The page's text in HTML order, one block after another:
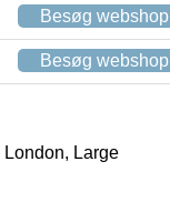
Besøg webshop
Besøg webshop
London, Large